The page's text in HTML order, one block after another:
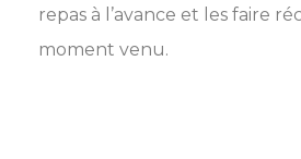
repas à l’avance et les faire
moment venu.